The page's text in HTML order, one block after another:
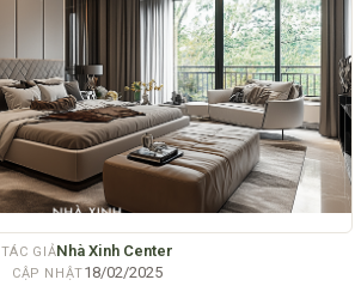
t
i
o
n
TÁC GIẢNhà Xinh Center
CẬP NHẬT18/02/2025